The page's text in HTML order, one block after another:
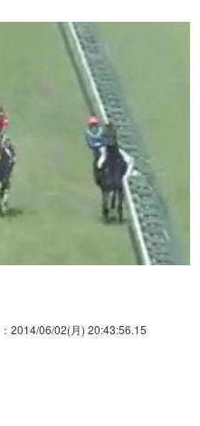
：2014/06/02(月) 20:43:56.15